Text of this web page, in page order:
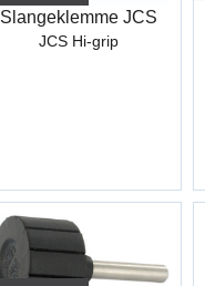
Slangeklemme JCS
JCS Hi-grip